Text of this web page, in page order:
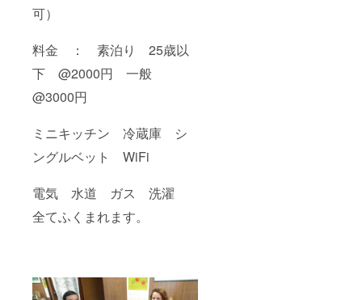
可）
料金 ： 素泊り 25歳以
下 @2000円 一般
@3000円
ミニキッチン 冷蔵庫 シ
ングルベット WiFi
電気 水道 ガス 洗濯
全てふくまれます。